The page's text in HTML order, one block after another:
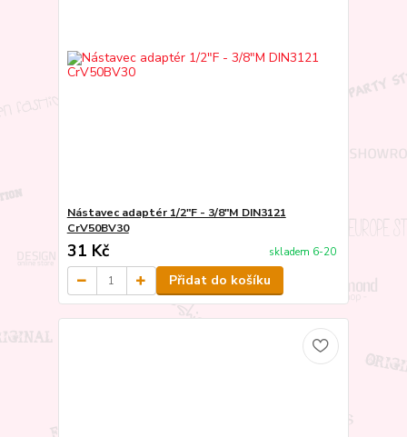
Nástavec adaptér 1/2"F - 3/8"M DIN3121
CrV50BV30
31 Kč skladem 6-20
Přidat do košíku